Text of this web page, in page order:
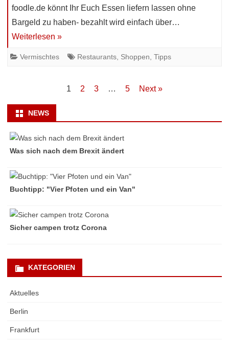
foodle.de könnt Ihr Euch Essen liefern lassen ohne
Bargeld zu haben- bezahlt wird einfach über…
Weiterlesen »
Vermischtes Restaurants Shoppen Tipps
Beitragsnavigation
1 2 3 … 5 Next »
NEWS
Was sich nach dem Brexit ändert
Buchtipp: "Vier Pfoten und ein Van"
Sicher campen trotz Corona
KATEGORIEN
Aktuelles
Berlin
Frankfurt